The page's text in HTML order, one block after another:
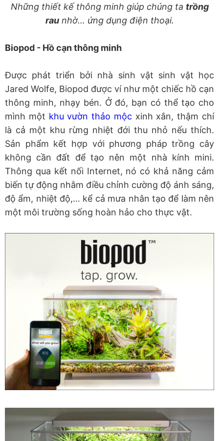
Những thiết kế thông minh giúp chúng ta trồng
raunhờ… ứng dụng điện thoại.
Biopod - Hồ cạn thông minh
Được phát triển bởi nhà sinh vật sinh vật học
Jared Wolfe, Biopod được ví như một chiếc hồ cạn
thông minh, nhạy bén. Ở đó, bạn có thể tạo cho
mình một khu vườn thảo mộc xinh xắn, thậm chí
là cả một khu rừng nhiệt đới thu nhỏ nếu thích.
Sản phẩm kết hợp với phương pháp trồng cây
không cần đất để tạo nên một nhà kính mini.
Thông qua kết nối Internet, nó có khả năng cảm
biến tự động nhằm điều chỉnh cường độ ánh sáng,
độ ẩm, nhiệt độ,… kể cả mưa nhân tạo để làm nên
một môi trường sống hoàn hảo cho thực vật.